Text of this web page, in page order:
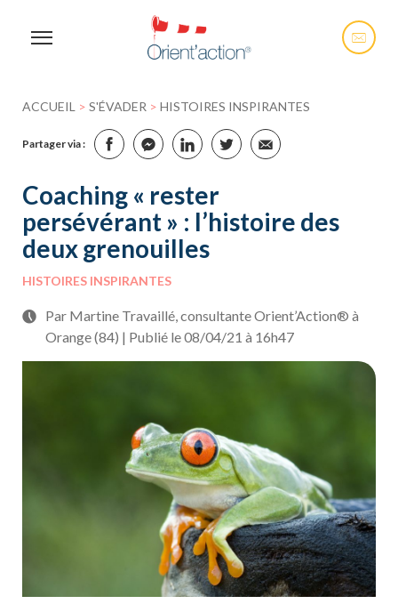
ACCUEIL > S'ÉVADER > HISTOIRES INSPIRANTES
Partager via :
Coaching « rester
persévérant » : l’histoire des
deux grenouilles
HISTOIRES INSPIRANTES
Par Martine Travaillé, consultante Orient’Action® à
Orange (84) | Publié le 08/04/21 à 16h47